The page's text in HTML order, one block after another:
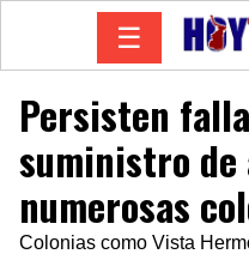
☰
Persisten
suministro de
numerosas
Colonias como Vista